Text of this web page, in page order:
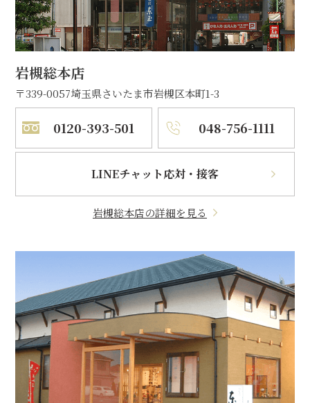
岩槻総本店
〒339-0057埼玉県さいたま市岩槻区本町1-3
0120-393-501 048-756-1111
LINEチャット応対・接客
岩槻総本店の詳細を見る